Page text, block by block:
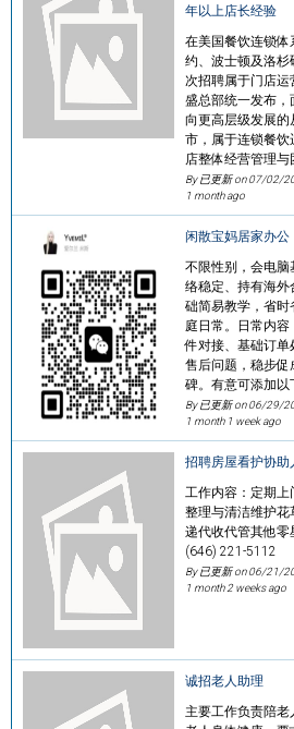
年以上店长经验
在美国餐饮连锁体
约、波士顿及洛
次招聘属于门店
盛总部统一发布，
向更高层级发展
市，属于连锁餐饮
店整体经营管理与
By 已更新 on07/02/
1 month ago
闲散宝妈居家办公
不限性别，会电脑
络稳定、持有海
础简易教学，省时
庭日常。日常内
件对接、基础订单
售后问题，稳步促
碑。有意可添加以
By 已更新 on06/29/
1 month 1 week ago
招聘房屋看护协助
工作内容：定期
整理与清洁维护
递代收代管其他零
(646) 221-5112
By 已更新 on06/21/
1 month 2 weeks ago
诚招老人助理
主要工作负责陪老